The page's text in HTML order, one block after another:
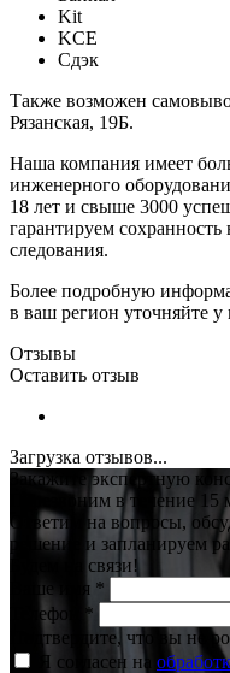
Kit
KCE
Сдэк
Также возможен
Рязанская, 19Б.
Наша компания имеет
инженерного
18 лет и свыше 3000
гарантируем
следования.
Более подробную
в ваш регион уточняйте у
Отзывы
Оставить отзыв
Загрузка отзывов...
Закажите экспертную
Перезвоним в течение 15
Ответим на вопросы,
решение и запланируем
Будем на связи!
Ваше имя *
Телефон
*
Подтвердите, что вы не
Я согласен на